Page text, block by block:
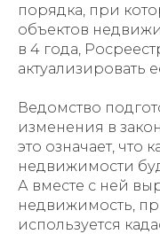
порядка, при
объектов
в 4 года,
актуализировать
Ведомство
изменения в
это означает, что
недвижимости
А вместе с ней
недвижимость,
используется